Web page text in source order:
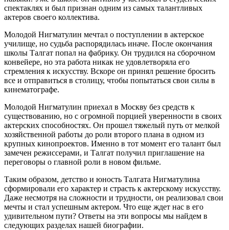
спектаклях и был признан одним из самых талантливых
актеров своего коллектива.
Молодой Нигматулин мечтал о поступлении в актерское
училище, но судьба распорядилась иначе. После окончания
школы Талгат попал на фабрику. Он трудился на сборочном
конвейере, но эта работа никак не удовлетворяла его
стремления к искусству. Вскоре он принял решение бросить
все и отправиться в столицу, чтобы попытаться свои силы в
кинематографе.
Молодой Нигматулин приехал в Москву без средств к
существованию, но с огромной порцией уверенности в своих
актерских способностях. Он прошел тяжелый путь от мелкой
хозяйственной работы до роли второго плана в одном из
крупных кинопроектов. Именно в тот момент его талант был
замечен режиссерами, и Талгат получил приглашение на
переговоры о главной роли в новом фильме.
Таким образом, детство и юность Талгата Нигматулина
сформировали его характер и страсть к актерскому искусству.
Даже несмотря на сложности и трудности, он реализовал свои
мечты и стал успешным актером. Что еще ждет нас в его
удивительном пути? Ответы на эти вопросы мы найдем в
следующих разделах нашей биографии.